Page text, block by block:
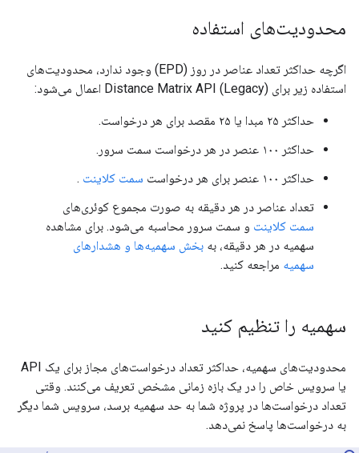
محدودیت‌های استفاده
اگرچه حداکثر تعداد عناصر در روز (EPD) وجود ندارد، محدودیت‌های
استفاده زیر برای Distance Matrix API (Legacy) اعمال می‌شود:
حداکثر ۲۵ مبدا یا ۲۵ مقصد برای هر درخواست.
حداکثر ۱۰۰ عنصر در هر درخواست سمت سرور.
حداکثر ۱۰۰ عنصر برای هر درخواست
سمت کلاینت .
تعداد عناصر در هر دقیقه به صورت مجموع کوئری‌های
سمت کلاینت و سمت سرور محاسبه می‌شود. برای مشاهده
سهمیه در هر دقیقه، به بخش سهمیه‌ها و هشدارهای
سهمیه مراجعه کنید.
سهمیه را تنظیم کنید
محدودیت‌های سهمیه، حداکثر تعداد درخواست‌های مجاز برای یک API
یا سرویس خاص را در یک بازه زمانی مشخص تعریف می‌کنند. وقتی
تعداد درخواست‌ها در پروژه شما به حد سهمیه برسد، سرویس شما دیگر
به درخواست‌ها پاسخ نمی‌دهد.